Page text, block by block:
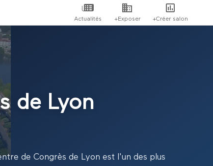
Actualités +Exposer +Créer salon
de Lyon
de Congrès de Lyon est l'un des plus